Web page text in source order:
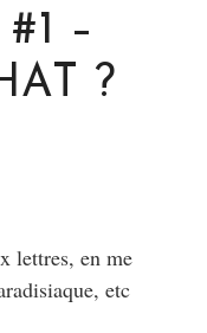
–
?
lettres, en me
etc